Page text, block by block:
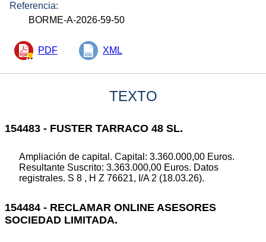
Referencia:
BORME-A-2026-59-50
PDF XML
TEXTO
154483 - FUSTER TARRACO 48 SL.
Ampliación de capital. Capital: 3.360.000,00 Euros.
Resultante Suscrito: 3.363.000,00 Euros. Datos
registrales. S 8 , H Z 76621, I/A 2 (18.03.26).
154484 - RECLAMAR ONLINE ASESORES
SOCIEDAD LIMITADA.